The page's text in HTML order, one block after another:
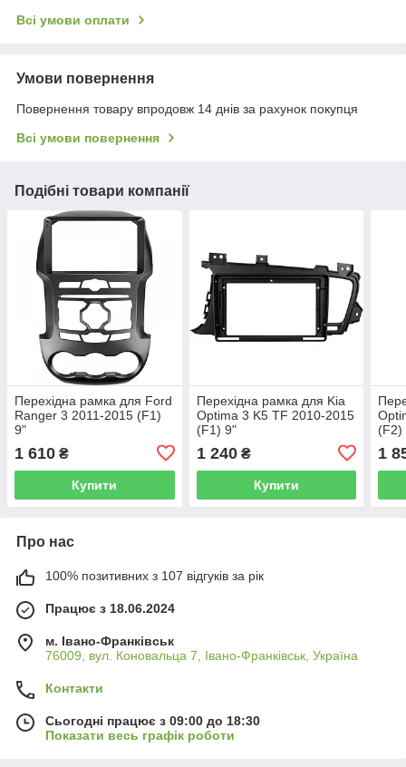
Всі умови оплати
Умови повернення
Повернення товару впродовж 14 днів за рахунок покупця
Всі умови повернення
Подібні товари компанії
Перехідна рамка для Ford
Ranger 3 2011-2015 (F1)
9"
1 610 ₴
Купити
Перехідна рамка для Kia
Optima 3 K5 TF 2010-2015
(F1) 9"
1 240₴
Купити
(F2)
1
Про нас
100% позитивних з 107 відгуків за рік
Працює з 18.06.2024
м. Івано-Франківськ
76009, вул. Коновальца 7, Івано-Франківськ, Україна
Контакти
Сьогодні працює з 09:00 до 18:30
Показати весь графік роботи